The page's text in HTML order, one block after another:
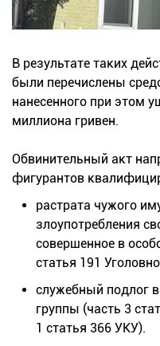
В результате таких
были перечислены
нанесенного при этом
миллиона гривен.
Обвинительный акт
фигурантов
растрата чужого
злоупотребления
совершенное в
статья 191
служебный подлог
группы (часть 3
1 статья 366 УКУ).